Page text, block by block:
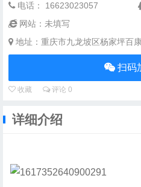
电话： 16623023057
网站：未填写
地址：重庆市九龙坡区杨家坪百
扫码
收藏 评论 0
详细介绍